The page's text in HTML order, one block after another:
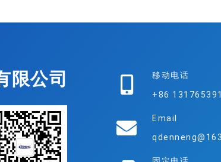
限公司 移动电话
+86
Email